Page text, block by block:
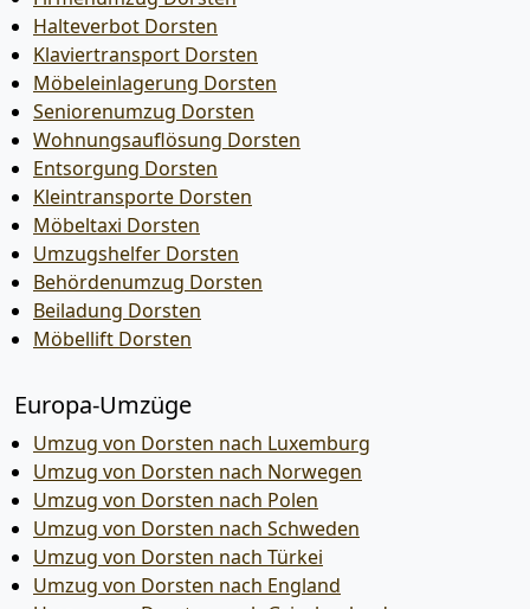
Halteverbot Dorsten
Klaviertransport Dorsten
Möbeleinlagerung Dorsten
Seniorenumzug Dorsten
Wohnungsauflösung Dorsten
Entsorgung Dorsten
Kleintransporte Dorsten
Möbeltaxi Dorsten
Umzugshelfer Dorsten
Behördenumzug Dorsten
Beiladung Dorsten
Möbellift Dorsten
Europa-Umzüge
Umzug von Dorsten nach Luxemburg
Umzug von Dorsten nach Norwegen
Umzug von Dorsten nach Polen
Umzug von Dorsten nach Schweden
Umzug von Dorsten nach Türkei
Umzug von Dorsten nach England